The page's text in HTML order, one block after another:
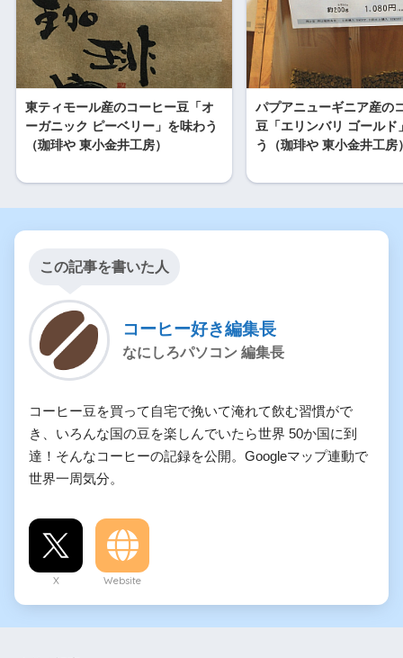
東ティモール産のコーヒー豆「オ
ーガニック ピーベリー」を味わう
（珈琲や 東小金井工房）
パプアニューギニア産の
豆「エリンバリ ゴールド
う（珈琲や 東小金井工房
この記事を書いた人
コーヒー好き編集長
なにしろパソコン 編集長
コーヒー豆を買って自宅で挽いて淹れて飲む習慣がで
き、いろんな国の豆を楽しんでいたら世界 50か国に到
達！そんなコーヒーの記録を公開。Googleマップ連動で
世界一周気分。
X Website